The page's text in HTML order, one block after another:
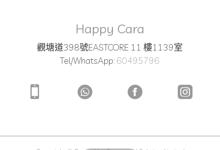
Happy Cara
觀塘道398號EASTCORE 11 樓1139室
Tel/WhatsApp: 60495796